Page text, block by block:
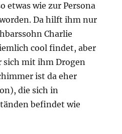
etwas wie zur Persona
Da hilft ihm nur
Charlie
cool findet, aber
sich mit ihm Drogen
ist da eher
die sich in
befindet wie